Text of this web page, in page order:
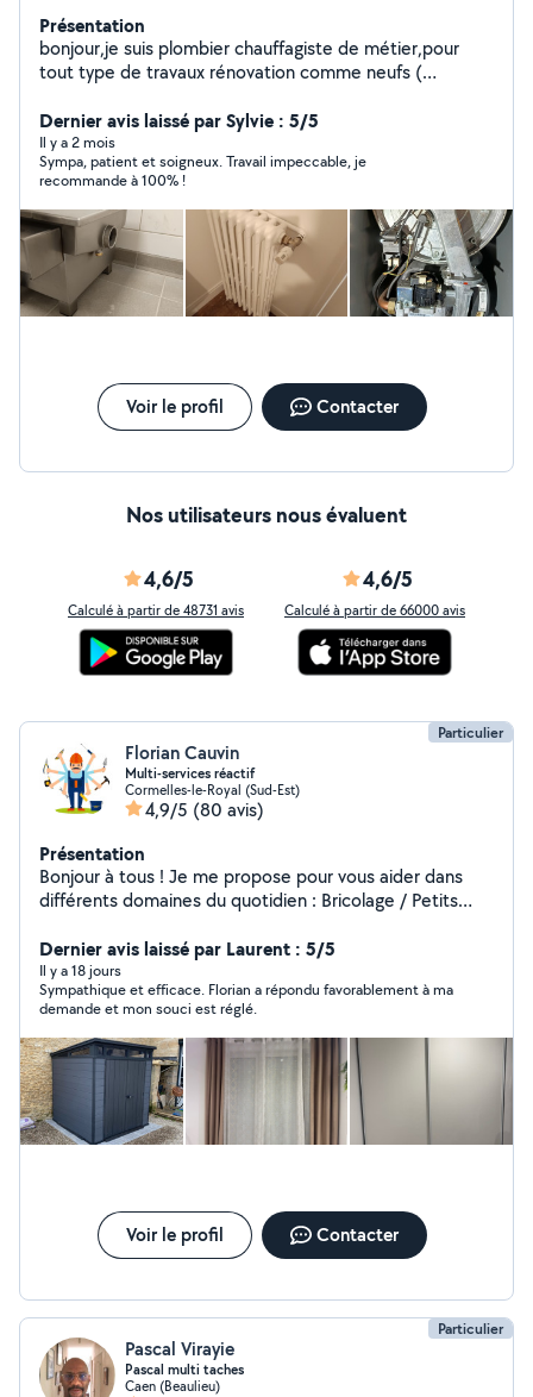
Présentation
bonjour,je suis plombier chauffagiste de métier,pour
tout type de travaux rénovation comme neufs (
prix resonable et merci à tous.
Dernier avis laissé par Sylvie : 5/5
Il y a 2 mois
Sympa, patient et soigneux. Travail impeccable, je
recommande à 100% !
Voir le profil Contacter
Nos utilisateurs nous évaluent
4,6/5
Calculé à partir de 48731 avis
4,6/5
Calculé à partir de 66000 avis
Particulier
Florian Cauvin
Multi-services réactif
Cormelles-le-Royal (Sud-Est)
4,9/5 (80 avis)
Présentation
Bonjour à tous ! Je me propose pour vous aider dans
différents domaines du quotidien : Bricolage / Petits
d'étagères, tringles, luminaires Petites réparations et
entretien de la maison Travaux divers selon vos besoins
Entretien des espaces verts Tonte, débroussaillage,
taille de haies Nettoyage extérieur, ramassage de
feuilles Mise en forme de votre jardin Sérieux, ponctuel
et à l'écoute, je m'adapte à vos demandes pour vous
rendre service rapidement et efficacement. N'hésitez
pas à me contacter, je serai ravi de vous aider.
Dernier avis laissé par Laurent : 5/5
Il y a 18 jours
Sympathique et efficace. Florian a répondu favorablement à ma
demande et mon souci est réglé.
Voir le profil Contacter
Particulier
Pascal Virayie
Pascal multi taches
Caen (Beaulieu)